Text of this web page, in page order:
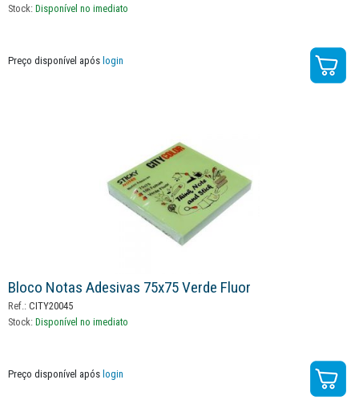
Stock: Disponível no imediato
Preço disponível após login
Bloco Notas Adesivas 75x75 Verde Fluor
Ref.: CITY20045
Stock: Disponível no imediato
Preço disponível após login